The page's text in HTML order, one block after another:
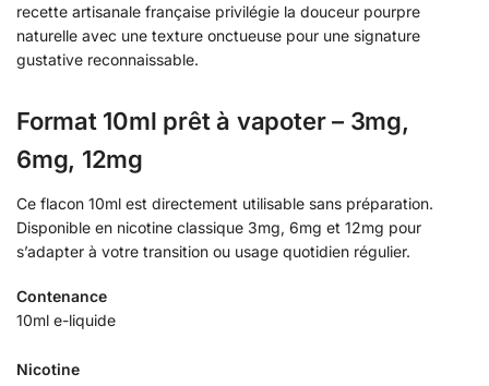
recette artisanale française privilégie la douceur pourpre
naturelle avec une texture onctueuse pour une signature
gustative reconnaissable.
Format 10ml prêt à vapoter – 3mg,
6mg, 12mg
Ce flacon 10ml est directement utilisable sans préparation.
Disponible en nicotine classique 3mg, 6mg et 12mg pour
s’adapter à votre transition ou usage quotidien régulier.
Contenance
10ml e-liquide
Nicotine